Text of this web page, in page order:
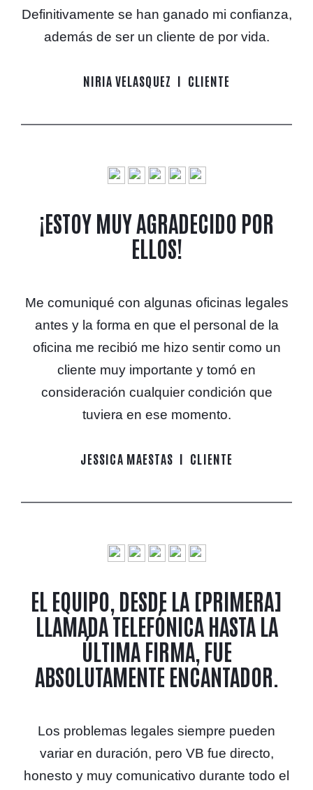
Definitivamente se han ganado mi confianza,
además de ser un cliente de por vida.
NIRIA VELASQUEZ CLIENTE
¡ESTOY MUY AGRADECIDO POR
ELLOS!
Me comuniqué con algunas oficinas legales
antes y la forma en que el personal de la
oficina me recibió me hizo sentir como un
cliente muy importante y tomó en
consideración cualquier condición que
tuviera en ese momento.
JESSICA MAESTAS CLIENTE
EL EQUIPO, DESDE LA [PRIMERA]
LLAMADA TELEFÓNICA HASTA LA
ÚLTIMA FIRMA, FUE
ABSOLUTAMENTE ENCANTADOR.
Los problemas legales siempre pueden
variar en duración, pero VB fue directo,
honesto y muy comunicativo durante todo el